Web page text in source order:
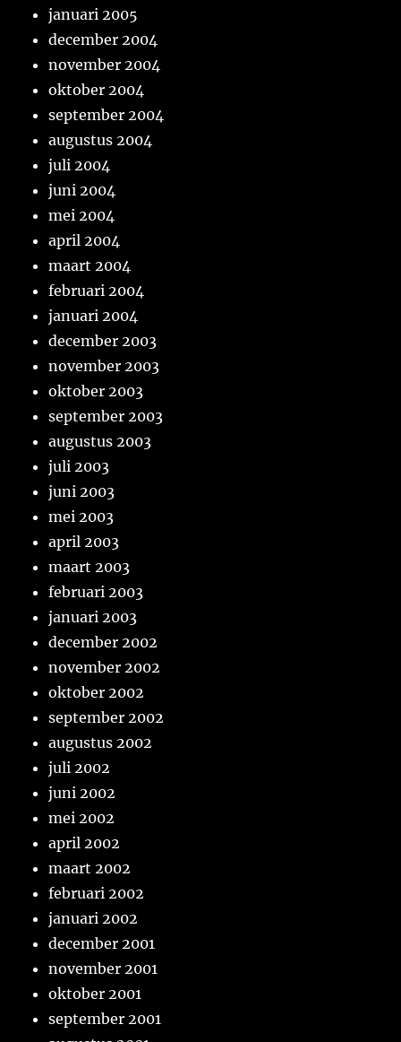
januari 2005
december 2004
november 2004
oktober 2004
september 2004
augustus 2004
juli 2004
juni 2004
mei 2004
april 2004
maart 2004
februari 2004
januari 2004
december 2003
november 2003
oktober 2003
september 2003
augustus 2003
juli 2003
juni 2003
mei 2003
april 2003
maart 2003
februari 2003
januari 2003
december 2002
november 2002
oktober 2002
september 2002
augustus 2002
juli 2002
juni 2002
mei 2002
april 2002
maart 2002
februari 2002
januari 2002
december 2001
november 2001
oktober 2001
september 2001